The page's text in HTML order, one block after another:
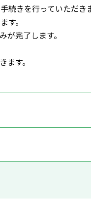
続きを行っていただき
。
が完了します。
す。